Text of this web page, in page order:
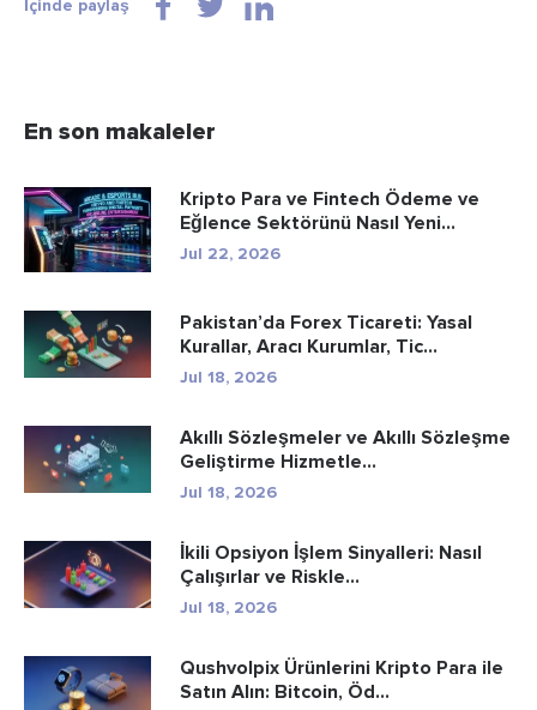
İçinde paylaş
En son makaleler
Kripto Para ve Fintech Ödeme ve
Eğlence Sektörünü Nasıl Yeni...
Jul 22, 2026
Pakistan’da Forex Ticareti: Yasal
Kurallar, Aracı Kurumlar, Tic...
Jul 18, 2026
Akıllı Sözleşmeler ve Akıllı Sözleşme
Geliştirme Hizmetle...
Jul 18, 2026
İkili Opsiyon İşlem Sinyalleri: Nasıl
Çalışırlar ve Riskle...
Jul 18, 2026
Qushvolpix Ürünlerini Kripto Para ile
Satın Alın: Bitcoin, Öd...